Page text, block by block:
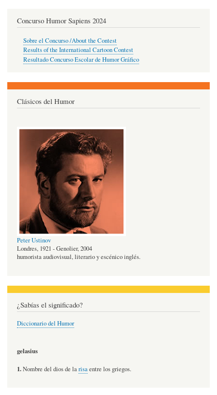
Concurso Humor Sapiens 2024
Sobre el Concurso /About the Contest
Results of the International Cartoon Contest
Resultado Concurso Escolar de Humor Gráfico
Clásicos del Humor
Peter Ustinov
Londres, 1921 - Genolier, 2004
humorista audiovisual, literario y escénico inglés.
¿Sabías el significado?
Diccionario del Humor
gelasius
1.Nombre del dios de larisaentre los griegos.